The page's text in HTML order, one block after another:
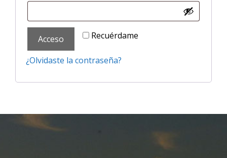
Recuérdame
Acceso
¿Olvidaste la contraseña?